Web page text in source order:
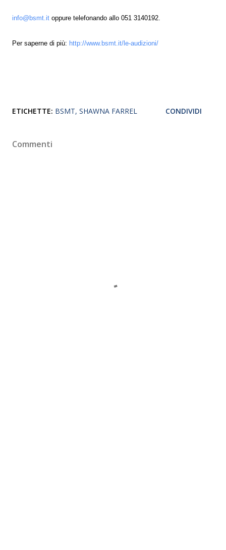
info@bsmt.it oppure telefonando allo 051 3140192.
Per saperne di più: http://www.bsmt.it/le-audizioni/
ETICHETTE: BSMT SHAWNA FARREL CONDIVIDI
Commenti